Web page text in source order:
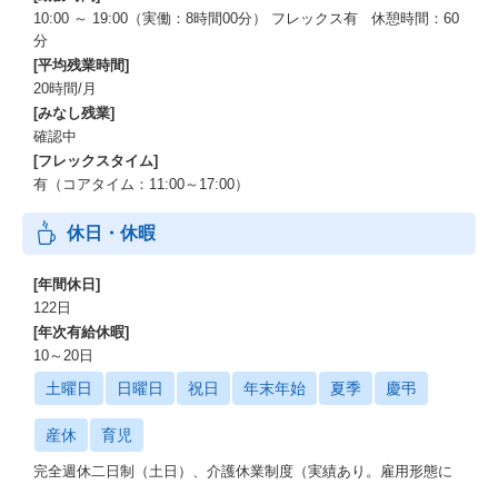
10:00 ～ 19:00（実働：8時間00分） フレックス有 休憩時間：60
分
[平均残業時間]
20時間/月
[みなし残業]
確認中
[フレックスタイム]
有（コアタイム：11:00～17:00）
休日・休暇
[年間休日]
122日
[年次有給休暇]
10～20日
土曜日 日曜日 祝日 年末年始 夏季 慶弔
産休 育児
完全週休二日制（土日）、介護休業制度（実績あり。雇用形態に